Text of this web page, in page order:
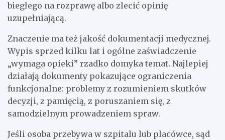
biegłego na rozprawę albo zlecić opinię
uzupełniającą.
Znaczenie ma też jakość dokumentacji medycznej.
Wypis sprzed kilku lat i ogólne zaświadczenie
„wymaga opieki” rzadko domyka temat. Najlepiej
działają dokumenty pokazujące ograniczenia
funkcjonalne: problemy z rozumieniem skutków
decyzji, z pamięcią, z poruszaniem się, z
samodzielnym prowadzeniem spraw.
Jeśli osoba przebywa w szpitalu lub placówce, sąd